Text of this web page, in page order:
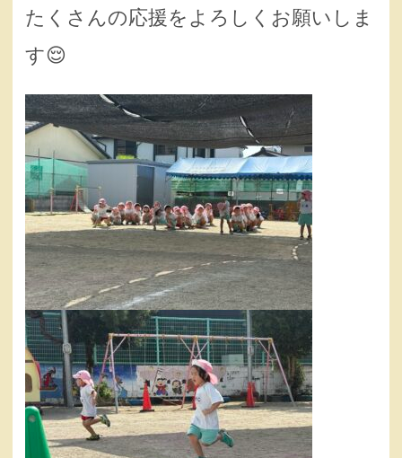
たくさんの応援をよろしくお願いしま
す😌